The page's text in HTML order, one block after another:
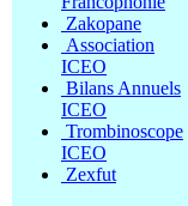
Zakopane
Association
ICEO
Bilans Annuels
ICEO
Trombinoscope
ICEO
Zexfut